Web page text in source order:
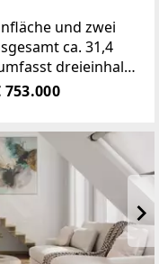
und zwei
ca. 31,4
dreieinhalb
Wohnküche mit
753.000